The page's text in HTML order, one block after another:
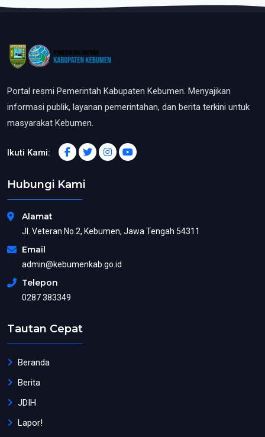
Portal resmi Pemerintah Kabupaten Kebumen. Menyajikan
informasi publik, layanan pemerintahan, dan berita terkini untuk
masyarakat Kebumen.
Ikuti Kami:
Hubungi Kami
Alamat
Jl. Veteran No.2, Kebumen, Jawa Tengah 54311
Email
admin@kebumenkab.go.id
Telepon
0287 383349
Tautan Cepat
Beranda
Berita
JDIH
Lapor!